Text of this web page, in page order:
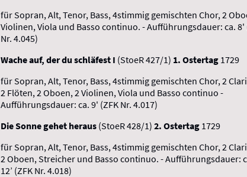
für Sopran, Alt, Tenor, Bass, 4stimmig gemischten Chor, 2
Violinen, Viola und Basso continuo. - Aufführungsdauer: ca. 8'
Nr. 4.045)
Wache auf, der du schläfest I (StoeR 427/1) 1. Ostertag 1729
für Sopran, Alt, Tenor, Bass, 4stimmig gemischten Chor, 2
2 Flöten, 2 Oboen, 2 Violinen, Viola und Basso continuo -
Aufführungsdauer: ca. 9' (ZFK Nr. 4.017)
Die Sonne gehet heraus (StoeR 428/1) 2. Ostertag 1729
für Sopran, Alt, Tenor, Bass, 4stimmig gemischten Chor, 2
2 Oboen, Streicher und Basso continuo. - Aufführungsdauer:
12’ (ZFK Nr. 4.018)